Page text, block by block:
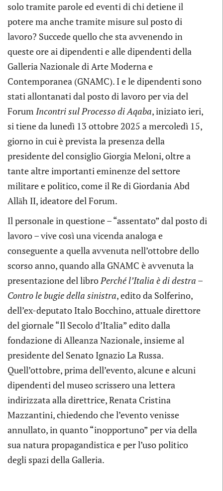
solo tramite parole ed eventi di chi detiene il
potere ma anche tramite misure sul posto di
lavoro? Succede quello che sta avvenendo in
queste ore ai dipendenti e alle dipendenti della
Galleria Nazionale di Arte Moderna e
Contemporanea (GNAMC). I e le dipendenti sono
stati allontanati dal posto di lavoro per via del
Forum Incontri sul Processo di Aqaba, iniziato ieri,
si tiene da lunedì 13 ottobre 2025 a mercoledì 15,
giorno in cui è prevista la presenza della
presidente del consiglio Giorgia Meloni, oltre a
tante altre importanti eminenze del settore
militare e politico, come il Re di Giordania Abd
Allāh II, ideatore del Forum.
Il personale in questione – “assentato” dal posto di
lavoro – vive così una vicenda analoga e
conseguente a quella avvenuta nell’ottobre dello
scorso anno, quando alla GNAMC è avvenuta la
presentazione del libroPerché l’Italia è di destra –
Contro le bugie della sinistra, edito da Solferino,
dell’ex-deputato Italo Bocchino, attuale direttore
del giornale “Il Secolo d’Italia” edito dalla
fondazione di Alleanza Nazionale, insieme al
presidente del Senato Ignazio La Russa.
Quell’ottobre, prima dell’evento, alcune e alcuni
dipendenti del museo scrissero una lettera
indirizzata alla direttrice, Renata Cristina
Mazzantini, chiedendo che l’evento venisse
annullato, in quanto “inopportuno” per via della
sua natura propagandistica e per l’uso politico
degli spazi della Galleria.